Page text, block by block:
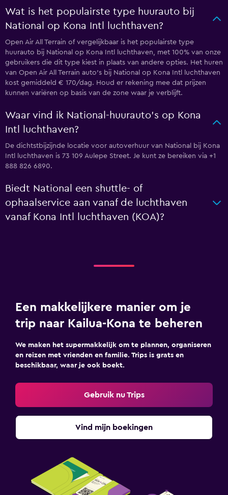
Wat is het populairste type huurauto bij
National op Kona Intl luchthaven?
Open Air All Terrain of vergelijkbaar is het populairste type
huurauto bij National op Kona Intl luchthaven, met 100% van onze
gebruikers die dit type kiest in plaats van andere opties. Het huren
van Open Air All Terrain auto's bij National op Kona Intl luchthaven
kost gemiddeld € 170/dag. Houd er rekening mee dat prijzen
kunnen variëren op basis van de zone waar je verblijft.
Waar vind ik National-huurauto's op Kona
Intl luchthaven?
De dichtstbijzijnde locatie voor autoverhuur van National bij Kona
Intl luchthaven is 73 109 Aulepe Street. Je kunt ze bereiken via +1
888 826 6890.
Biedt National een shuttle- of
ophaalservice aan vanaf de luchthaven
vanaf Kona Intl luchthaven (KOA)?
Een makkelijkere manier om je
trip naar Kailua-Kona te beheren
We maken het supermakkelijk om te plannen, organiseren
en reizen met vrienden en familie. Trips is grats en
beschikbaar, waar je ook boekt.
Gebruik nu Trips
Vind mijn boekingen